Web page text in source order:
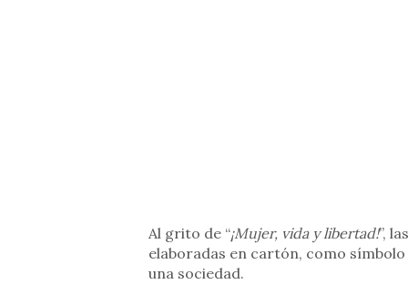
Al grito de “¡Mujer, vida y libertad!”,
elaboradas en cartón, como
una sociedad.